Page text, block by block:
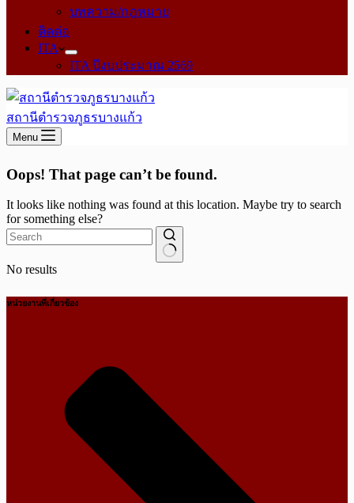
บทความ/กฎหมาย
ติดต่อ
ITA
ITA ปีงบประมาณ 2569
สถานีตำรวจภูธรบางแก้ว
Menu
Oops! That page can’t be found.
It looks like nothing was found at this location. Maybe try to search
for something else?
No results
หน่วยงานที่เกี่ยวข้อง